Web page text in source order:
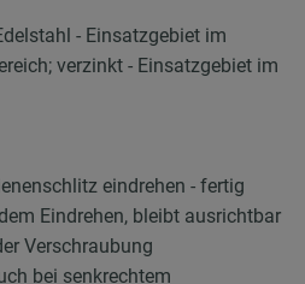
- Einsatzgebiet im
verzinkt - Einsatzgebiet im
eindrehen - fertig
Eindrehen, bleibt ausrichtbar
Verschraubung
bei senkrechtem